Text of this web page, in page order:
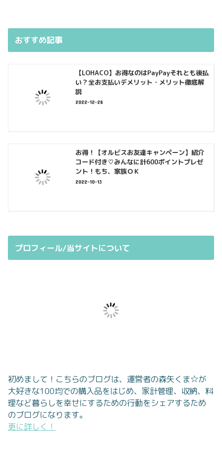
おすすめ記事
【LOHACO】お得なのはPayPayそれとも後払
い？全お支払いデメリット・メリット徹底解
説
2022-12-28
お得！【オルビスお友達キャンペーン】紹介
コード付き♡みんなに計600ポイントプレゼ
ント！もち、家族ＯＫ
2022-10-13
プロフィール/当サイトについて
初めまして！こちらのブログは、運営者の森矢くま☆が
大好きな100均での購入品をはじめ、家計管理、収納、料
理など暮らしを幸せにするための行動をシェアするため
のブログになります。
更に詳しく！